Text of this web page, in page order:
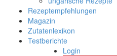
Rezeptempfehlungen
Magazin
Zutatenlexikon
Testberichte
Login